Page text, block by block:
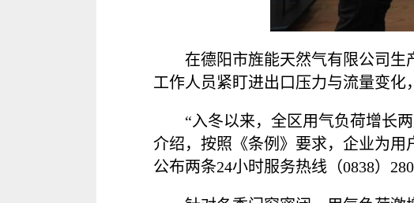
在德阳市旌能天然气有限公司生
工作人员紧盯进出口压力与流量变化
“入冬以来，全区用气负荷增长
介绍，按照《条例》要求，企业为
公布两条24小时服务热线（0838）